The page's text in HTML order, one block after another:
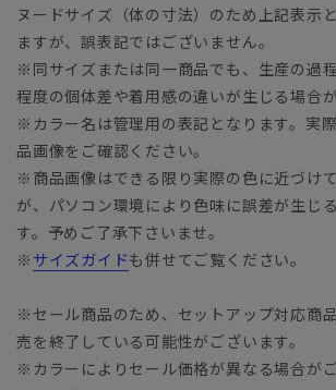
ヌードサイズ（体の寸法）のため上記表示
ますが、誤表記ではございません。
※同サイズまたは同一商品でも、生産の過
程度の個体差や着用感の違いが生じる場合が
※カラー名は管理用の表記となります。実
品画像をご確認ください。
※商品画像はできる限り実際の色に近づけ
が、パソコン環境により色味に誤差が生じ
す。予めご了承下さいませ。
※ サイズガイドも併せてご覧ください。
※セール商品のため、セットアップ対応商
売を終了している可能性がございます。
※カラーによりセール価格が異なる場合が